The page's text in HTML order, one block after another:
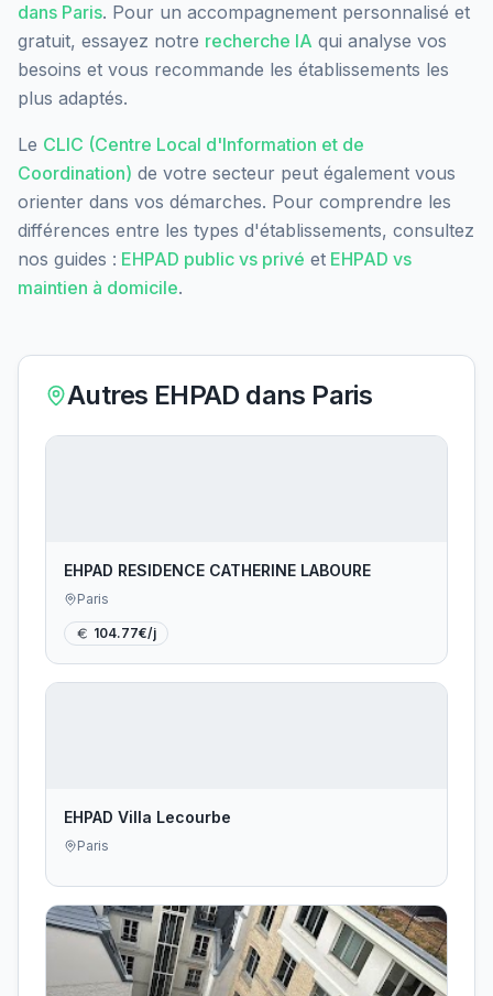
dans Paris. Pour un accompagnement personnalisé et
gratuit, essayez notre recherche IA qui analyse vos
besoins et vous recommande les établissements les
plus adaptés.
Le CLIC (Centre Local d'Information et de
Coordination) de votre secteur peut également vous
orienter dans vos démarches. Pour comprendre les
différences entre les types d'établissements, consultez
nos guides : EHPAD public vs privé et EHPAD vs
maintien à domicile.
Autres EHPAD dans Paris
EHPAD RESIDENCE CATHERINE LABOURE
Paris
104.77€/j
EHPAD Villa Lecourbe
Paris